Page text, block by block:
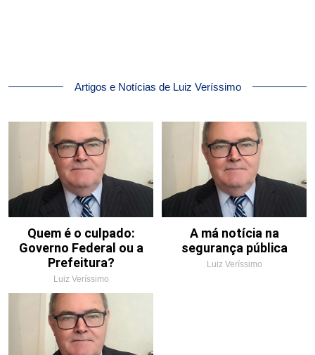
Artigos e Notícias de Luiz Veríssimo
Quem é o culpado:
Governo Federal ou a
Prefeitura?
Luiz Veríssimo
A má notícia na
segurança pública
Luiz Veríssimo